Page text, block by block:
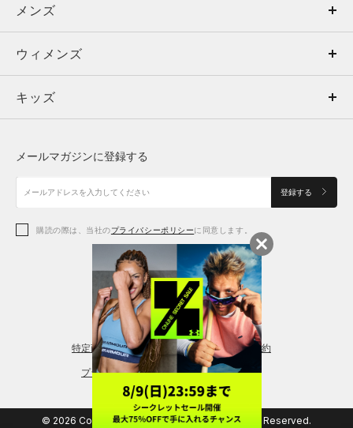
メンズ
ウィメンズ
キッズ
アクセサリー
メンズ
トップス
ボトムス
アクセサリー
ウィメンズ
トップス
シューズ
アクセサリー
レギンス＆タイツ
キッズ
シューズ
メールマガジンに登録する
登録する
購読の際は、当社のプライバシーポリシーに同意します。
特定商取引法に基づく通販の表記 会員規約
プライバシーポリシー
© 2026 Copyright DOME Corporation. All Rights Reserved.